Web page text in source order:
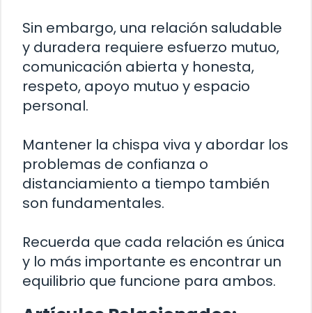
Sin embargo, una relación saludable
y duradera requiere esfuerzo mutuo,
comunicación abierta y honesta,
respeto, apoyo mutuo y espacio
personal.
Mantener la chispa viva y abordar los
problemas de confianza o
distanciamiento a tiempo también
son fundamentales.
Recuerda que cada relación es única
y lo más importante es encontrar un
equilibrio que funcione para ambos.